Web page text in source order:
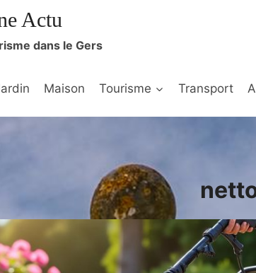
Actu
dans le Gers
Maison Tourisme Transport